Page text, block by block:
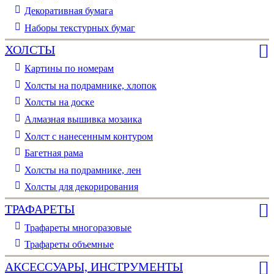
Декоративная бумага
Наборы текстурных бумаг
ХОЛСТЫ
Картины по номерам
Холсты на подрамнике, хлопок
Холсты на доске
Алмазная вышивка мозаика
Холст с нанесенным контуром
Багетная рама
Холсты на подрамнике, лен
Холсты для декорирования
ТРАФАРЕТЫ
Трафареты многоразовые
Трафареты объемные
АКСЕССУАРЫ, ИНСТРУМЕНТЫ